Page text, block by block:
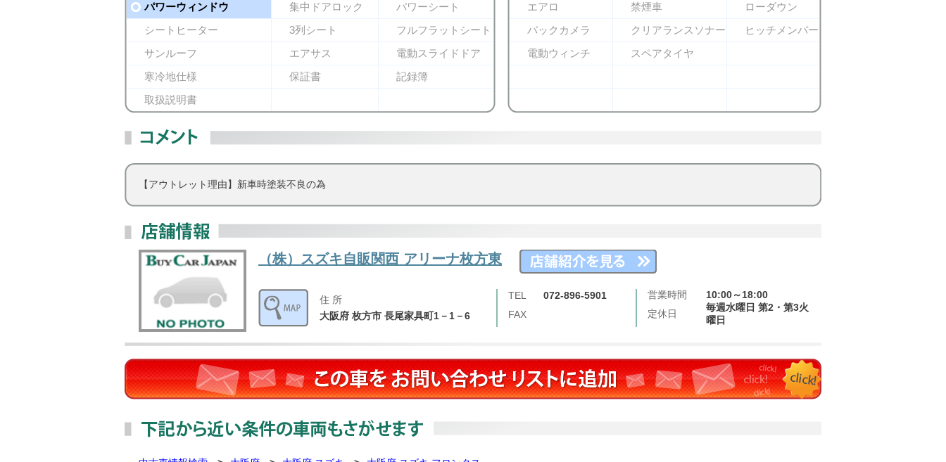
パワーウィンドウ
集中ドアロック
パワーシート
シートヒーター
3列シート
フルフラットシート
サンルーフ
エアサス
電動スライドドア
寒冷地仕様
保証書
記録簿
取扱説明書
エアロ
禁煙車
ローダウン
バックカメラ
クリアランスソナー
ヒッチメンバー
電動ウィンチ
スペアタイヤ
【アウトレット理由】新車時塗装不良の為
（株）スズキ自販関西 アリーナ枚方東
住 所
大阪府 枚方市 長尾家具町1－1－6
TEL 072-896-5901 営業時間
10:00～18:00
FAX
定休日
毎週水曜日 第2・第3火
曜日